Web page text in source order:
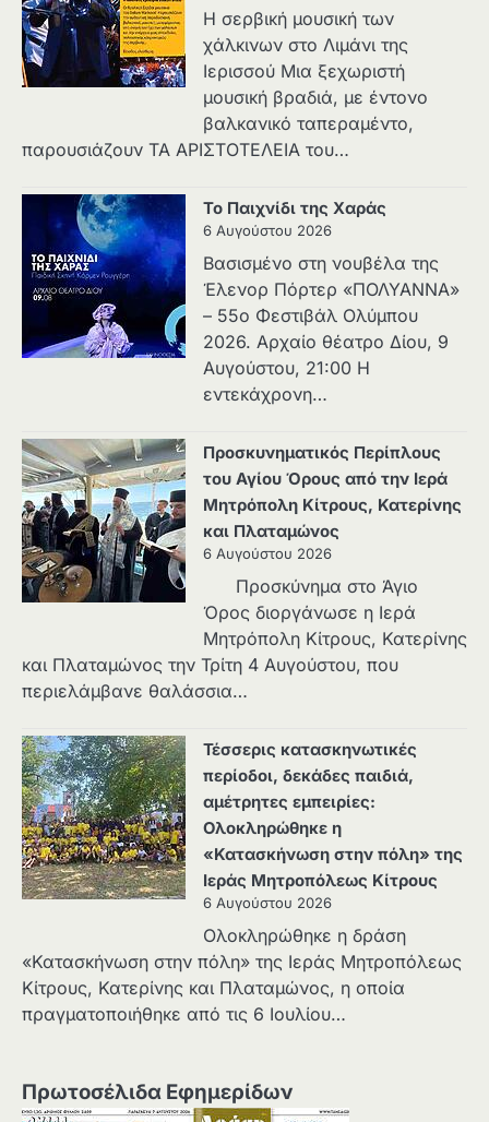
Η σερβική μουσική των
χάλκινων στο Λιμάνι της
Ιερισσού Μια ξεχωριστή
μουσική βραδιά, με έντονο
βαλκανικό ταπεραμέντο,
παρουσιάζουν ΤΑ ΑΡΙΣΤΟΤΕΛΕΙΑ του…
Το Παιχνίδι της Χαράς
6 Αυγούστου 2026
Βασισμένο στη νουβέλα της
Έλενορ Πόρτερ «ΠΟΛΥΑΝΝΑ»
– 55ο Φεστιβάλ Ολύμπου
2026. Αρχαίο θέατρο Δίου, 9
Αυγούστου, 21:00 Η
εντεκάχρονη…
Προσκυνηματικός Περίπλους
του Αγίου Όρους από την Ιερά
Μητρόπολη Κίτρους, Κατερίνης
και Πλαταμώνος
6 Αυγούστου 2026
Προσκύνημα στο Άγιο
Όρος διοργάνωσε η Ιερά
Μητρόπολη Κίτρους, Κατερίνης
και Πλαταμώνος την Τρίτη 4 Αυγούστου, που
περιελάμβανε θαλάσσια…
Τέσσερις κατασκηνωτικές
περίοδοι, δεκάδες παιδιά,
αμέτρητες εμπειρίες:
Ολοκληρώθηκε η
«Κατασκήνωση στην πόλη» της
Ιεράς Μητροπόλεως Κίτρους
6 Αυγούστου 2026
Ολοκληρώθηκε η δράση
«Κατασκήνωση στην πόλη» της Ιεράς Μητροπόλεως
Κίτρους, Κατερίνης και Πλαταμώνος, η οποία
πραγματοποιήθηκε από τις 6 Ιουλίου…
Πρωτοσέλιδα Εφημερίδων